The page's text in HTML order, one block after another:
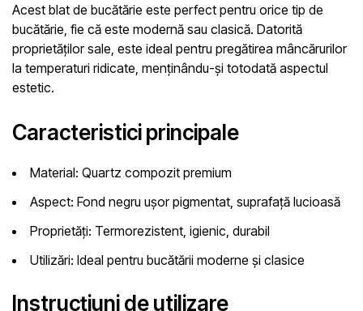
Acest blat de bucătărie este perfect pentru orice tip de
bucătărie, fie că este modernă sau clasică. Datorită
proprietăților sale, este ideal pentru pregătirea mâncărurilor
la temperaturi ridicate, menținându-și totodată aspectul
estetic.
Caracteristici principale
Material: Quartz compozit premium
Aspect: Fond negru ușor pigmentat, suprafață lucioasă
Proprietăți: Termorezistent, igienic, durabil
Utilizări: Ideal pentru bucătării moderne și clasice
Instrucțiuni de utilizare